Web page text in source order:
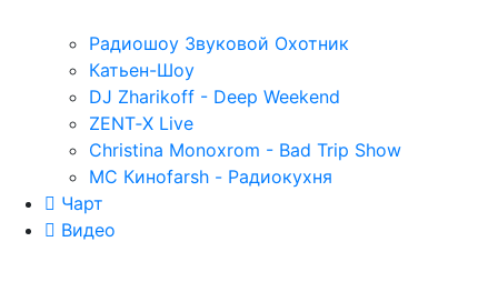
Радиошоу Звуковой Охотник
Катьен-Шоу
DJ Zharikoff - Deep Weekend
ZENT‑X Live
Christina Monoxrom - Bad Trip Show
MC Киноfarsh - Радиокухня
Чарт
Видео